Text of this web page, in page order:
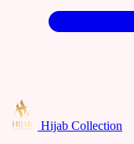
Hijab Collection